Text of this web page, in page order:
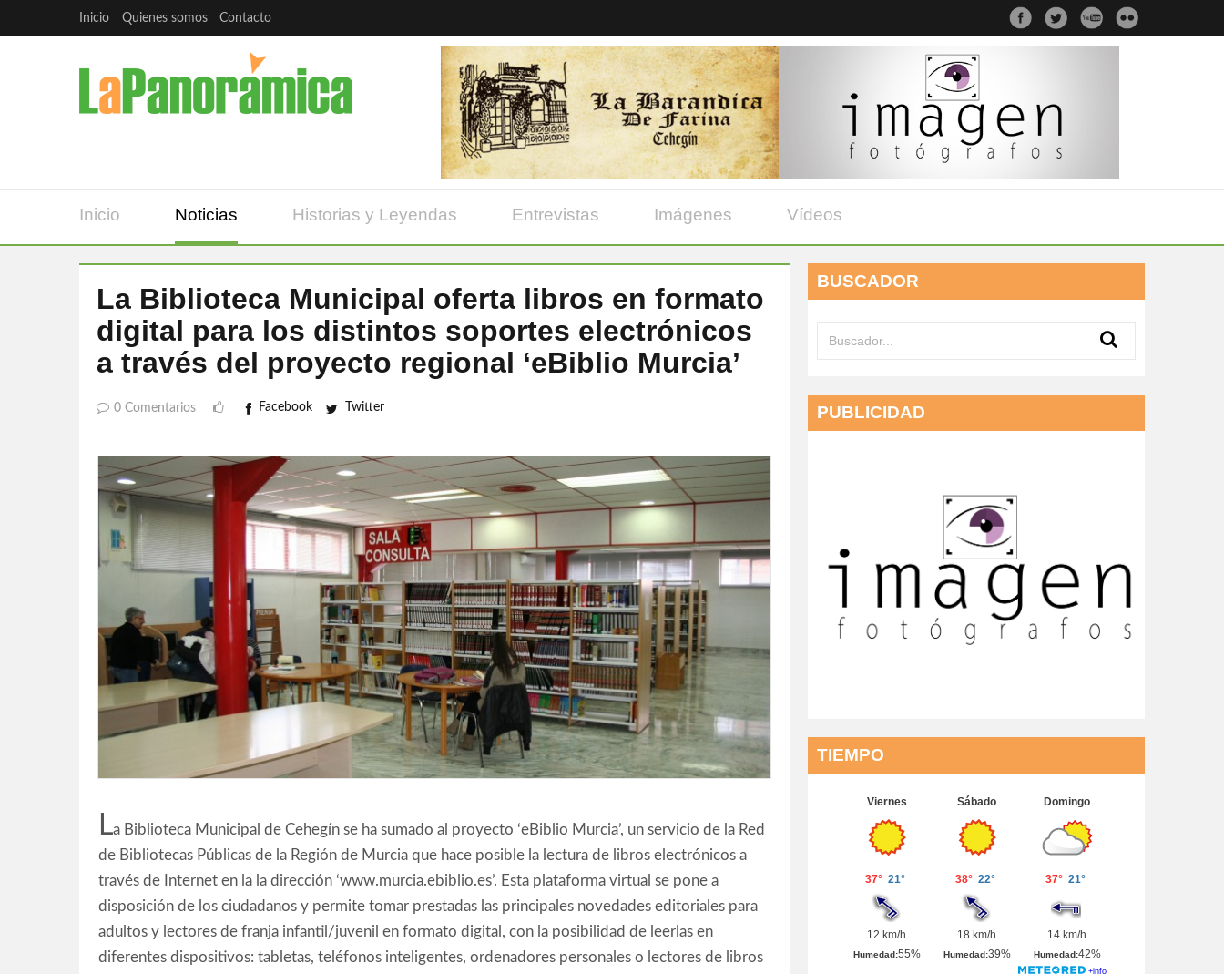
Inicio Quienes somos Contacto
Inicio Noticias Historias y Leyendas Entrevistas Imágenes Vídeos
La Biblioteca Municipal oferta libros en formato
digital para los distintos soportes electrónicos
a través del proyecto regional ‘eBiblio Murcia’
0 Comentarios Facebook Twitter
La Biblioteca Municipal de Cehegín se ha sumado al proyecto ‘eBiblio Murcia’, un servicio de la Red
de Bibliotecas Públicas de la Región de Murcia que hace posible la lectura de libros electrónicos a
través de Internet en la la dirección ‘www.murcia.ebiblio.es’. Esta plataforma virtual se pone a
disposición de los ciudadanos y permite tomar prestadas las principales novedades editoriales para
adultos y lectores de franja infantil/juvenil en formato digital, con la posibilidad de leerlas en
diferentes dispositivos: tabletas, teléfonos inteligentes, ordenadores personales o lectores de libros
BUSCADOR
PUBLICIDAD
TIEMPO